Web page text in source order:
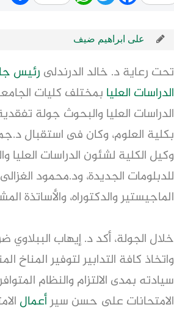
على ابراهيم ضيف
تحت رعاية د. خالد الدرندلى رئيس
الدراسات العليا بمختلف كليات
الدراسات العليا والبحوث جولة
بكلية العلوم، وكان فى استقبال
وكيل الكلية لشئون الدراسات العليا
للدبلومات الجديدة، ود.محمود
الماجيستير والدكتوراه، والأساتذة
خلال الجولة، أكد د. إيهاب الببلاوي
واتخاذ كافة التدابير لتوفير المناخ
سيادته بمدى الالتزام والنظام
الامتحانات على حسن سيرأعمال